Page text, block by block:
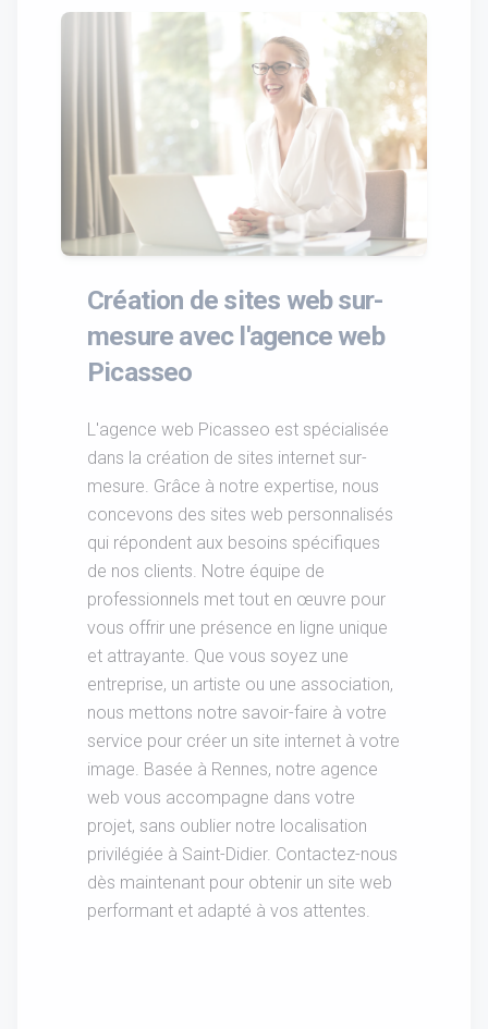
Création de sites web sur-
mesure avec l'agence web
Picasseo
L'agence web Picasseo est spécialisée
dans la création de sites internet sur-
mesure. Grâce à notre expertise, nous
concevons des sites web personnalisés
qui répondent aux besoins spécifiques
de nos clients. Notre équipe de
professionnels met tout en œuvre pour
vous offrir une présence en ligne unique
et attrayante. Que vous soyez une
entreprise, un artiste ou une association,
nous mettons notre savoir-faire à votre
service pour créer un site internet à votre
image. Basée à Rennes, notre agence
web vous accompagne dans votre
projet, sans oublier notre localisation
privilégiée à Saint-Didier. Contactez-nous
dès maintenant pour obtenir un site web
performant et adapté à vos attentes.